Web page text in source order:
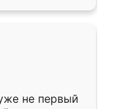
не первый